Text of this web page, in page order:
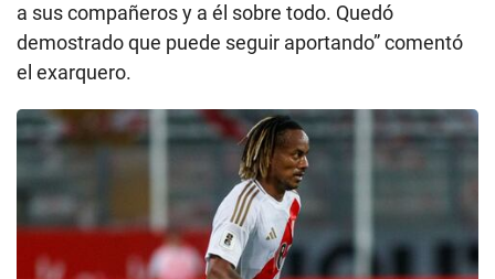
a sus compañeros y a él sobre todo. Quedó
demostrado que puede seguir aportando” comentó
el exarquero.